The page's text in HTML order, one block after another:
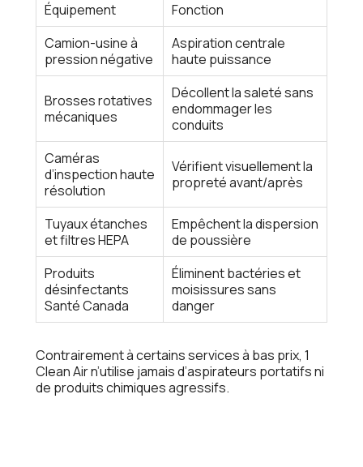
Équipement
Fonction
Camion-usine à
pression négative
Aspiration centrale
haute puissance
Brosses rotatives
mécaniques
Décollent la saleté sans
endommager les
conduits
Caméras
d’inspection haute
résolution
Vérifient visuellement la
propreté avant/après
Tuyaux étanches
et filtres HEPA
Empêchent la dispersion
de poussière
Produits
désinfectants
Santé Canada
Éliminent bactéries et
moisissures sans
danger
Contrairement à certains services à bas prix, 1
Clean Air n’utilise jamais d’aspirateurs portatifs ni
de produits chimiques agressifs.